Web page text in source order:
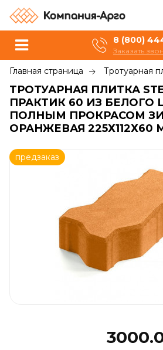
8 (800)
Заказать
Главная страница Тротуарная
ТРОТУАРНАЯ ПЛИТКА
ПРАКТИК 60 ИЗ БЕЛОГО
ПОЛНЫМ ПРОКРАСОМ
ОРАНЖЕВАЯ 225Х112Х60
предзаказ